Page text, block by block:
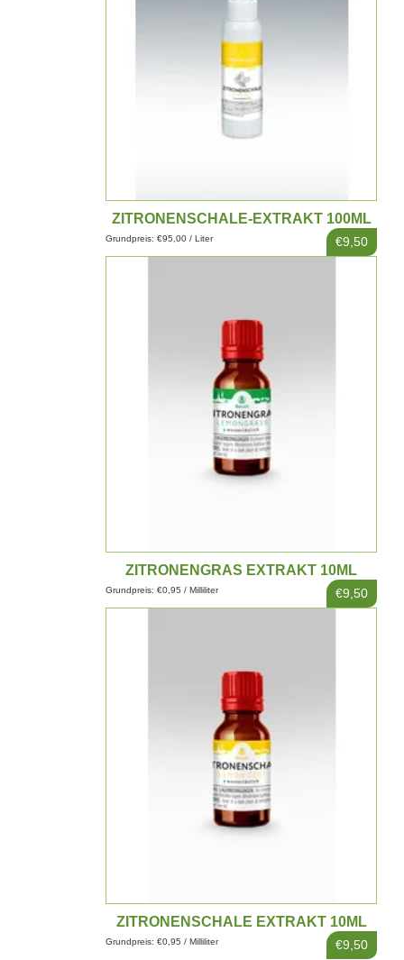
ZITRONENSCHALE-EXTRAKT 100ML
€9,50
Grundpreis: €95,00 / Liter
ZITRONENGRAS EXTRAKT 10ML
€9,50
Grundpreis: €0,95 / Milliliter
ZITRONENSCHALE EXTRAKT 10ML
€9,50
Grundpreis: €0,95 / Milliliter